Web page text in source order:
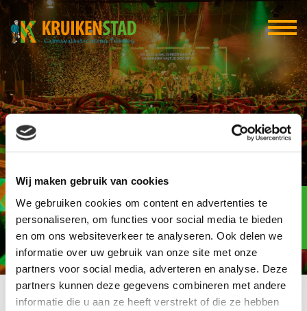
Wij maken gebruik van cookies
We gebruiken cookies om content en advertenties te
personaliseren, om functies voor social media te bieden
en om ons websiteverkeer te analyseren. Ook delen we
informatie over uw gebruik van onze site met onze
partners voor social media, adverteren en analyse. Deze
partners kunnen deze gegevens combineren met andere
informatie die u aan ze heeft verstrekt of die ze hebben
Ollie’s Sign, design
and gifts
Elf-elf
over
93